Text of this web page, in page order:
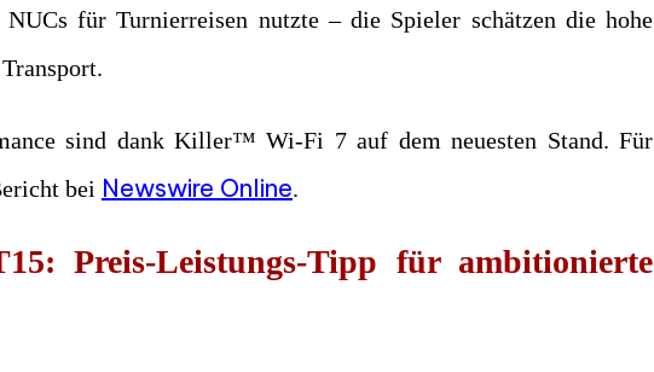
NUCs für Turnierreisen nutzte – die Spieler schätzen die hohe
sind dank Killer™ Wi-Fi 7 auf dem neuesten Stand. Für
bei Newswire Online.
Preis-Leistungs-Tipp für ambitionierte